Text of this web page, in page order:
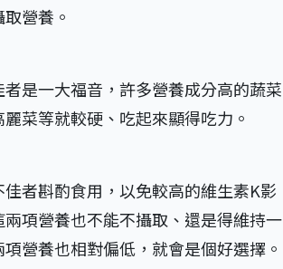
營養。
是一大福音，許多營養成分高的蔬菜
菜等就較硬、吃起來顯得吃力。
者斟酌食用，以免較高的維生素K影
項營養也不能不攝取、還是得維持一
營養也相對偏低，就會是個好選擇。